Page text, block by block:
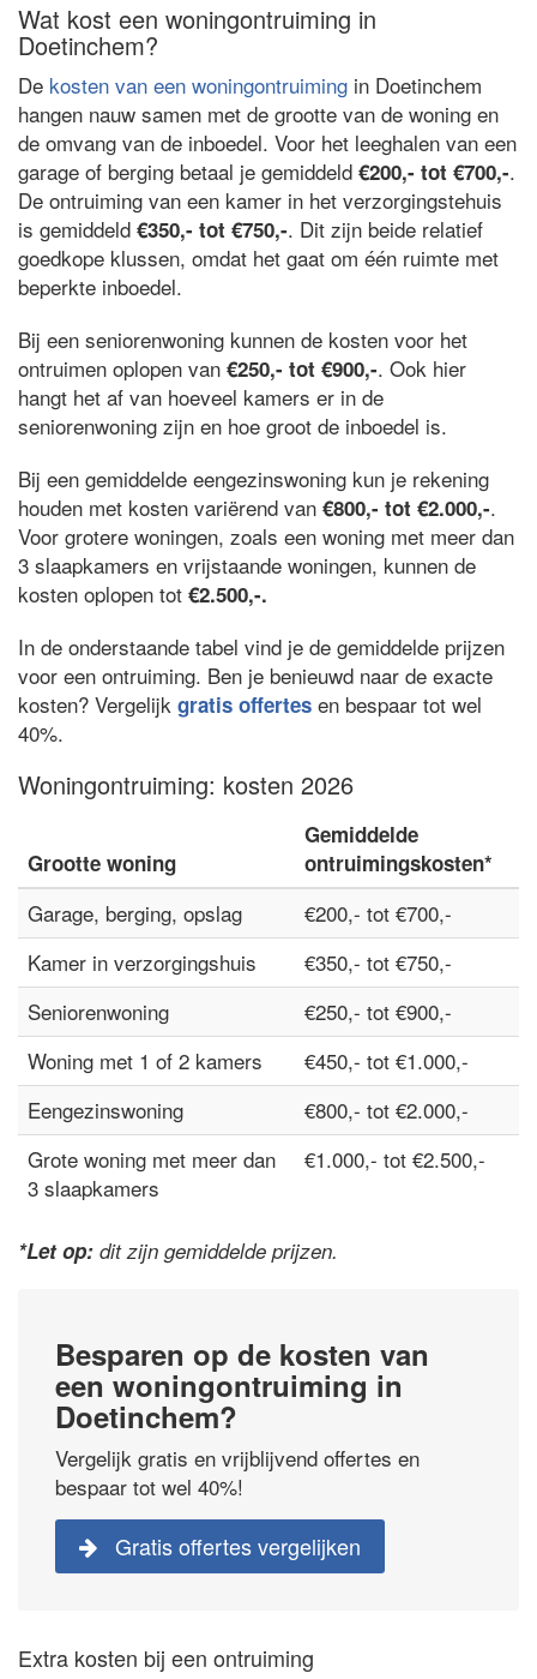
Wat kost een woningontruiming in
Doetinchem?
De kosten van een woningontruiming in Doetinchem
hangen nauw samen met de grootte van de woning en
de omvang van de inboedel. Voor het leeghalen van een
garage of berging betaal je gemiddeld €200,- tot €700,-.
De ontruiming van een kamer in het verzorgingstehuis
is gemiddeld €350,- tot €750,-. Dit zijn beide relatief
goedkope klussen, omdat het gaat om één ruimte met
beperkte inboedel.
Bij een seniorenwoning kunnen de kosten voor het
ontruimen oplopen van €250,- tot €900,-. Ook hier
hangt het af van hoeveel kamers er in de
seniorenwoning zijn en hoe groot de inboedel is.
Bij een gemiddelde eengezinswoning kun je rekening
houden met kosten variërend van €800,- tot €2.000,-.
Voor grotere woningen, zoals een woning met meer dan
3 slaapkamers en vrijstaande woningen, kunnen de
kosten oplopen tot €2.500,-.
In de onderstaande tabel vind je de gemiddelde prijzen
voor een ontruiming. Ben je benieuwd naar de exacte
kosten? Vergelijk gratis offertes en bespaar tot wel
40%.
Woningontruiming: kosten 2026
Grootte woning
Gemiddelde
ontruimingskosten*
Garage, berging, opslag
€200,- tot €700,-
Kamer in verzorgingshuis
€350,- tot €750,-
Seniorenwoning
€250,- tot €900,-
Woning met 1 of 2 kamers
€450,- tot €1.000,-
Eengezinswoning
€800,- tot €2.000,-
Grote woning met meer dan
3 slaapkamers
€1.000,- tot €2.500,-
*Let op: dit zijn gemiddelde prijzen.
Besparen op de kosten van
een woningontruiming in
Doetinchem?
Vergelijk gratis en vrijblijvend offertes en
bespaar tot wel 40%!
Gratis offertes vergelijken
Extra kosten bij een ontruiming